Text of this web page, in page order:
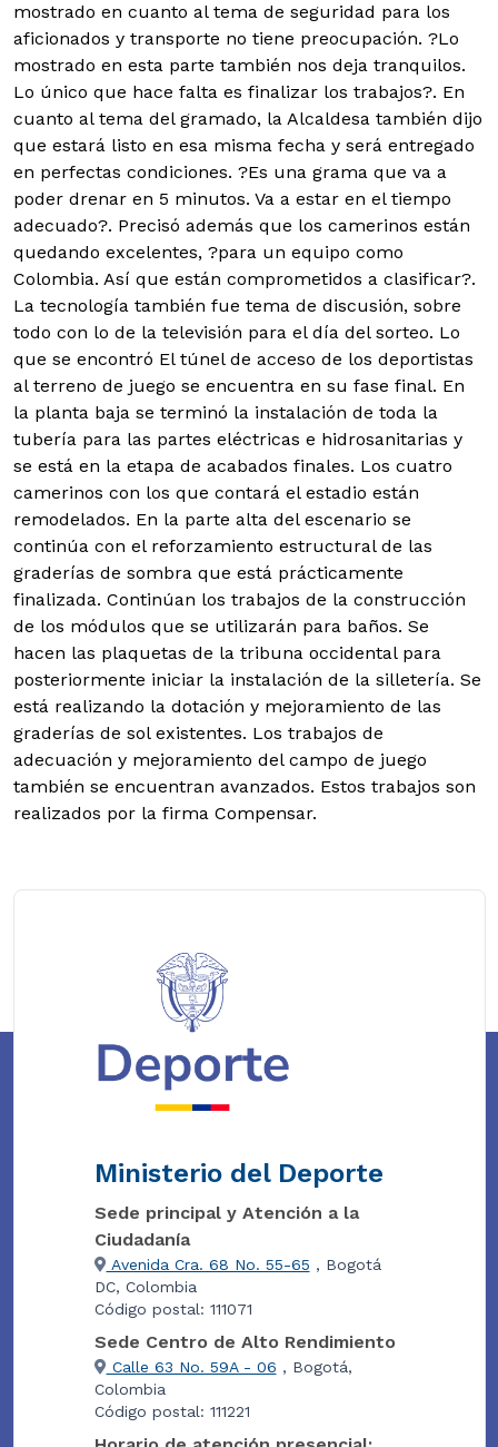
mostrado en cuanto al tema de seguridad para los
aficionados y transporte no tiene preocupación. ?Lo
mostrado en esta parte también nos deja tranquilos.
Lo único que hace falta es finalizar los trabajos?. En
cuanto al tema del gramado, la Alcaldesa también dijo
que estará listo en esa misma fecha y será entregado
en perfectas condiciones. ?Es una grama que va a
poder drenar en 5 minutos. Va a estar en el tiempo
adecuado?. Precisó además que los camerinos están
quedando excelentes, ?para un equipo como
Colombia. Así que están comprometidos a clasificar?.
La tecnología también fue tema de discusión, sobre
todo con lo de la televisión para el día del sorteo. Lo
que se encontró El túnel de acceso de los deportistas
al terreno de juego se encuentra en su fase final. En
la planta baja se terminó la instalación de toda la
tubería para las partes eléctricas e hidrosanitarias y
se está en la etapa de acabados finales. Los cuatro
camerinos con los que contará el estadio están
remodelados. En la parte alta del escenario se
continúa con el reforzamiento estructural de las
graderías de sombra que está prácticamente
finalizada. Continúan los trabajos de la construcción
de los módulos que se utilizarán para baños. Se
hacen las plaquetas de la tribuna occidental para
posteriormente iniciar la instalación de la silletería. Se
está realizando la dotación y mejoramiento de las
graderías de sol existentes. Los trabajos de
adecuación y mejoramiento del campo de juego
también se encuentran avanzados. Estos trabajos son
realizados por la firma Compensar.
Ministerio del Deporte
Sede principal y Atención a la
Ciudadanía
Avenida Cra. 68 No. 55-65 , Bogotá
DC, Colombia
Código postal: 111071
Sede Centro de Alto Rendimiento
Calle 63 No. 59A - 06 , Bogotá,
Colombia
Código postal: 111221